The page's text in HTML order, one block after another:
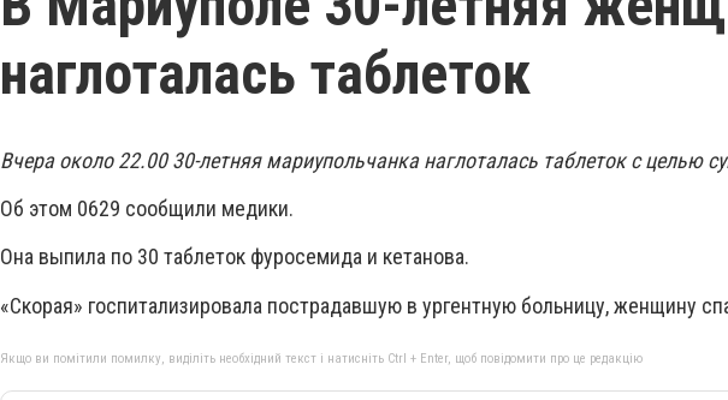
наглоталась таблеток
Вчера около 22.00 30-летняя мариупольчанка наглоталась таблеток с целью
Об этом 0629 сообщили медики.
Она выпила по 30 таблеток фуросемида и кетанова.
«Скорая» госпитализировала пострадавшую в ургентную больницу, женщину
Якщо ви помітили помилку, виділіть необхідний текст і натисніть Ctrl + Enter, щоб повідомити про це редакцію